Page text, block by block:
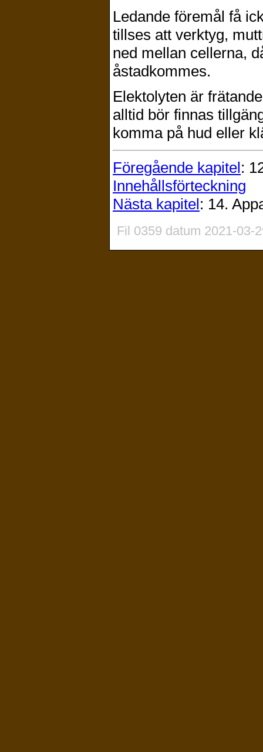
Ledande föremål få
tillses att verktyg,
ned mellan cellerna,
åstadkommes.
Elektolyten är
alltid bör finnas
komma på hud eller
Föregående kapitel:
Innehållsförteckning
Nästa kapitel: 14.
Fil 0359 datum 2021-03-